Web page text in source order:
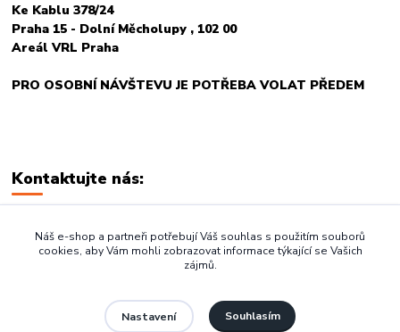
Ke Kablu 378/24
Praha 15 - Dolní Měcholupy , 102 00
Areál VRL Praha
PRO OSOBNÍ NÁVŠTEVU JE POTŘEBA VOLAT PŘEDEM
Kontaktujte nás:
+420 774 678 717
Náš e-shop a partneři potřebují Váš souhlas s použitím souborů
cookies, aby Vám mohli zobrazovat informace týkající se Vašich
zájmů.
Nastavení Souhlasím